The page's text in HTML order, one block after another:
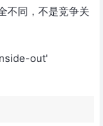
不同，不是竞争关
out'